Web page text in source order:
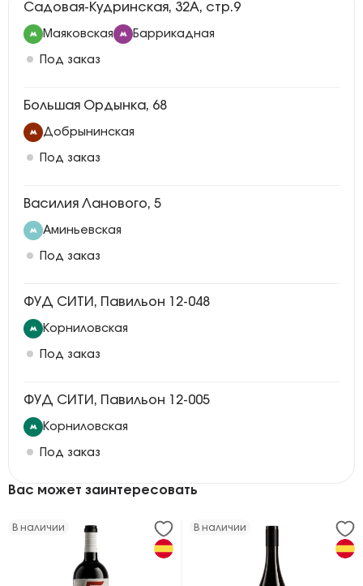
Садовая-Кудринская, 32А, стр.9
Маяковская Баррикадная
Под заказ
Большая Ордынка, 68
Добрынинская
Под заказ
Василия Ланового, 5
Аминьевская
Под заказ
ФУД СИТИ, Павильон 12-048
Корниловская
Под заказ
ФУД СИТИ, Павильон 12-005
Корниловская
Под заказ
Вас может заинтересовать
В наличии В наличии